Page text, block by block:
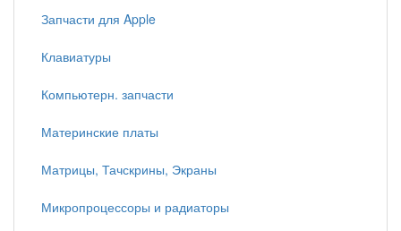
Запчасти для Apple
Клавиатуры
Компьютерн. запчасти
Материнские платы
Матрицы, Тачскрины, Экраны
Микропроцессоры и радиаторы